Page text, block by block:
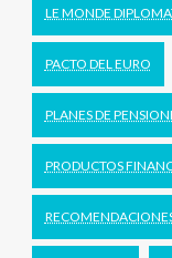
LE MONDE
PACTO DEL EURO
PLANES DE
PRODUCTOS